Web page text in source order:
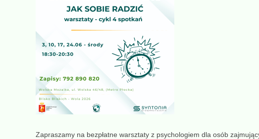
Zapraszamy na bezpłatne warsztaty z psychologiem dla osób